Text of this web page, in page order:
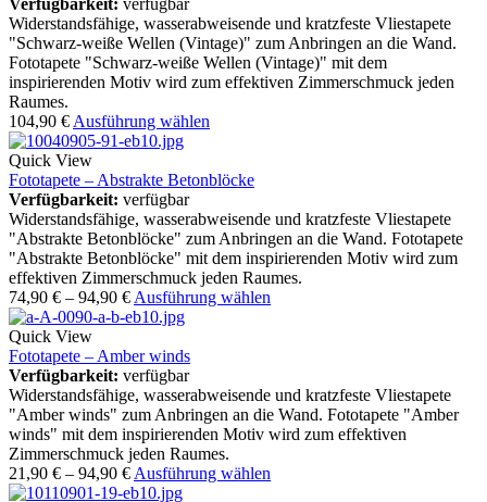
Verfügbarkeit: verfügbar
Widerstandsfähige, wasserabweisende und kratzfeste Vliestapete
"Schwarz-weiße Wellen (Vintage)" zum Anbringen an die Wand.
Fototapete "Schwarz-weiße Wellen (Vintage)" mit dem
inspirierenden Motiv wird zum effektiven Zimmerschmuck jeden
Raumes.
104,90 € Ausführung wählen
Quick View
Fototapete – Abstrakte Betonblöcke
Verfügbarkeit: verfügbar
Widerstandsfähige, wasserabweisende und kratzfeste Vliestapete
"Abstrakte Betonblöcke" zum Anbringen an die Wand. Fototapete
"Abstrakte Betonblöcke" mit dem inspirierenden Motiv wird zum
effektiven Zimmerschmuck jeden Raumes.
74,90 € – 94,90 € Ausführung wählen
Quick View
Fototapete – Amber winds
Verfügbarkeit: verfügbar
Widerstandsfähige, wasserabweisende und kratzfeste Vliestapete
"Amber winds" zum Anbringen an die Wand. Fototapete "Amber
winds" mit dem inspirierenden Motiv wird zum effektiven
Zimmerschmuck jeden Raumes.
21,90 € – 94,90 € Ausführung wählen